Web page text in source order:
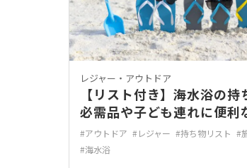
レジャー・アウトドア
【リスト付き】海水浴の持
必需品や子ども連れに便利
#アウトドア #レジャー #持ち物リスト #
#海水浴